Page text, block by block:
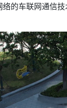
的车联网通信